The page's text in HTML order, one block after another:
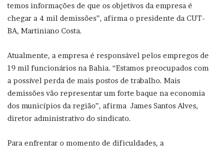
temos informações de que os objetivos da empresa é
chegar a 4 mil demissões”, afirma o presidente da CUT-
BA, Martiniano Costa.
Atualmente, a empresa é responsável pelos empregos de
19 mil funcionários na Bahia. “Estamos preocupados com
a possível perda de mais postos de trabalho. Mais
demissões vão representar um forte baque na economia
dos municípios da região”, afirma James Santos Alves,
diretor administrativo do sindicato.
Para enfrentar o momento de dificuldades, a